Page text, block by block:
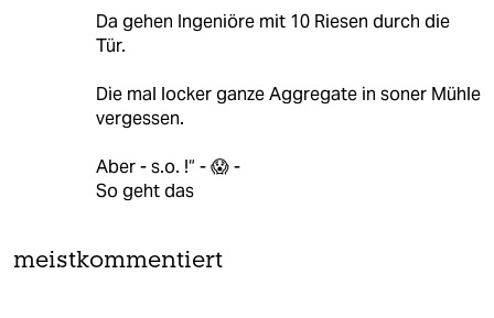
Da gehen Ingeniöre mit 10 Riesen durch die
Tür.
Die mal locker ganze Aggregate in soner Mühle
vergessen.
Aber - s.o. !“ - 😱 -
So geht das
meistkommentiert